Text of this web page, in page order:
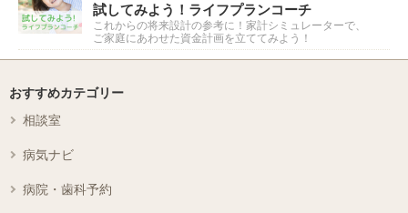
試してみよう！ライフプランコーチ
これからの将来設計の参考に！家計シミュレーターで、
ご家庭にあわせた資金計画を立ててみよう！
おすすめカテゴリー
相談室
病気ナビ
病院・歯科予約